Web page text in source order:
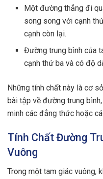
Một đường thẳng đi
song song với cạnh
cạnh còn lại.
Đường trung bình của
cạnh thứ ba và có độ
Những tính chất này là cơ
bài tập về đường trung
minh các đẳng thức hoặc
Tính Chất Đường
Vuông
Trong một tam giác vuông,